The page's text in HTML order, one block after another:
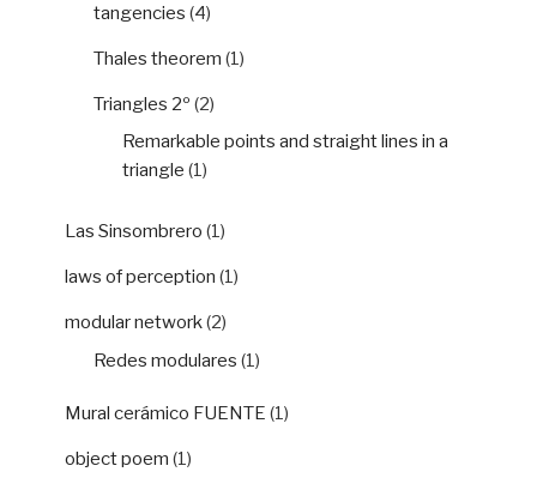
tangencies (4)
Thales theorem (1)
Triangles 2º (2)
Remarkable points and straight lines in a
triangle (1)
Las Sinsombrero (1)
laws of perception (1)
modular network(2)
Redes modulares (1)
Mural cerámico FUENTE (1)
object poem (1)